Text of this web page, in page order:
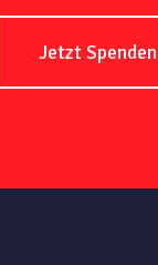
Jetzt Spenden